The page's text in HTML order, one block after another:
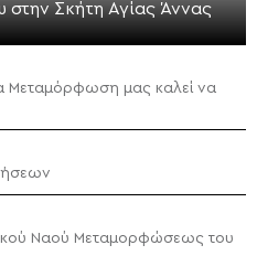
στην Σκήτη Αγίας Άννας
Μεταμόρφωση μας καλεί να
Ναού Μεταμορφώσεως του